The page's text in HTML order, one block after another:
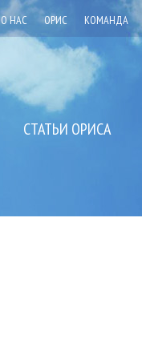
О НАС ОРИС КОМАНДА
СТАТЬИ ОРИСА